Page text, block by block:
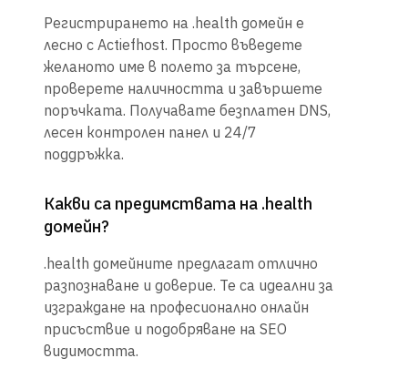
Регистрирането на .health домейн е
лесно с Actiefhost. Просто въведете
желаното име в полето за търсене,
проверете наличността и завършете
поръчката. Получавате безплатен DNS,
лесен контролен панел и 24/7
поддръжка.
Какви са предимствата на .health
домейн?
.health домейните предлагат отлично
разпознаване и доверие. Те са идеални за
изграждане на професионално онлайн
присъствие и подобряване на SEO
видимостта.